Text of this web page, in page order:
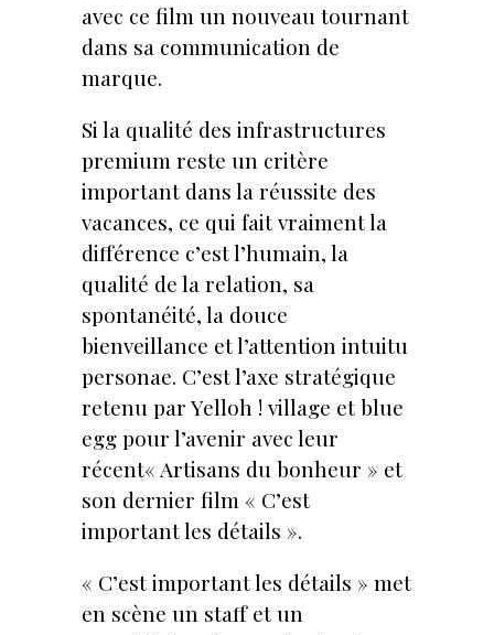
avec ce film un nouveau tournant
dans sa communication de
marque.
Si la qualité des infrastructures
premium reste un critère
important dans la réussite des
vacances, ce qui fait vraiment la
différence c’est l’humain, la
qualité de la relation, sa
spontanéité, la douce
bienveillance et l’attention intuitu
personae. C’est l’axe stratégique
retenu par Yelloh ! village et blue
egg pour l’avenir avec leur
récent« Artisans du bonheur » et
son dernier film « C’est
important les détails ».
« C’est important les détails » met
en scène un staff et un